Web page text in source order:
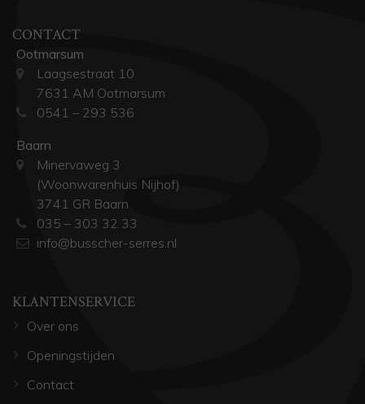
CONTACT
Ootmarsum
Laagsestraat 10
7631 AM Ootmarsum
0541 – 293 536
Baarn
Minervaweg 3
(Woonwarenhuis Nijhof)
3741 GR Baarn
035 – 303 32 33
info@busscher-serres.nl
KLANTENSERVICE
Over ons
Openingstijden
Contact